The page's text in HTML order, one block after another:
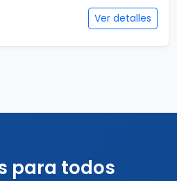
Ver detalles
para todos